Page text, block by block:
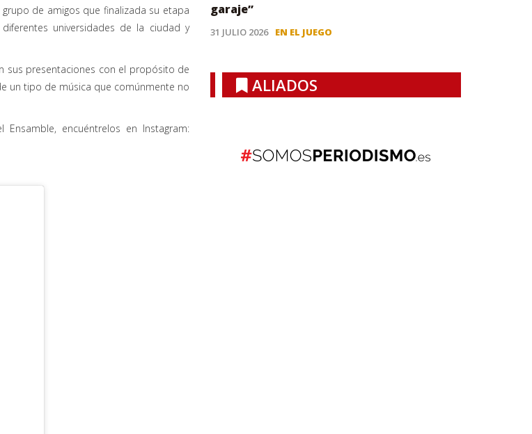
de amigos que finalizada su etapa
universidades de la ciudad y
sus presentaciones con el propósito de
un tipo de música que comúnmente no
encuéntrelos en Instagram:
garaje”
31 JULIO 2026 EN EL JUEGO
ALIADOS